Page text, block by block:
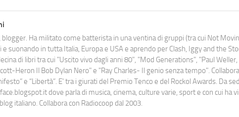
Ha militato come batterista in una ventina di gruppi (tra cui Not
e suonando in tutta Italia, Europa e USA e aprendo per Clash, Iggy and the
di libri tra cui "Uscito vivo dagli anni 80", "Mod Generations", "Paul Weller,
Heron Il Bob Dylan Nero" e "Ray Charles- Il genio senza tempo".
e “Libertà”. E' tra i giurati del Premio Tenco e del Rockol Awards. Da
dove parla di musica, cinema, culture varie, sport e con cui ha
italiano. Collabora con Radiocoop dal 2003.